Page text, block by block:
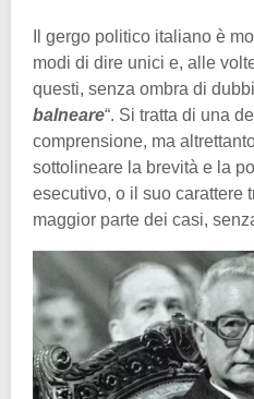
Il gergo politico italiano è
modi di dire unici e, alle
questi, senza ombra di
balneare“. Si tratta di una
comprensione, ma
sottolineare la brevità e la
esecutivo, o il suo carattere
maggior parte dei casi,